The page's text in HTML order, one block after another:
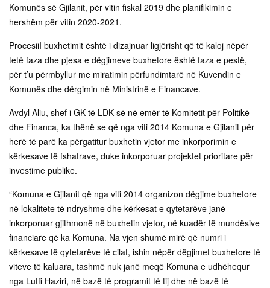
Komunës së Gjilanit, për vitin fiskal 2019 dhe planifikimin e
hershëm për vitin 2020-2021.
ProcesiiI buxhetimit është i dizajnuar ligjërisht që të kaloj nëpër
tetë faza dhe pjesa e dëgjimeve buxhetore është faza e pestë,
për t’u përmbyllur me miratimin përfundimtarë në Kuvendin e
Komunës dhe dërgimin në Ministrinë e Financave.
Avdyl Aliu, shef i GK të LDK-së në emër të Komitetit për Politikë
dhe Financa, ka thënë se që nga viti 2014 Komuna e Gjilanit për
herë të parë ka përgatitur buxhetin vjetor me inkorporimin e
kërkesave të fshatrave, duke inkorporuar projektet prioritare për
investime publike.
“Komuna e Gjilanit që nga viti 2014 organizon dëgjime buxhetore
në lokalitete të ndryshme dhe kërkesat e qytetarëve janë
inkorporuar gjithmonë në buxhetin vjetor, në kuadër të mundësive
financiare që ka Komuna. Na vjen shumë mirë që numri i
kërkesave të qytetarëve të cilat, ishin nëpër dëgjimet buxhetore të
viteve të kaluara, tashmë nuk janë meqë Komuna e udhëhequr
nga Lutfi Haziri, në bazë të programit të tij dhe në bazë të